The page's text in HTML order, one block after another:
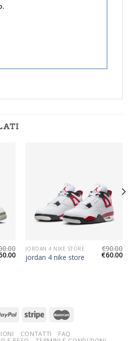
JORDAN 4 NIKE STORE
jordan 4 nike store
€90.00
€60.00
CONTATTI
FAQ